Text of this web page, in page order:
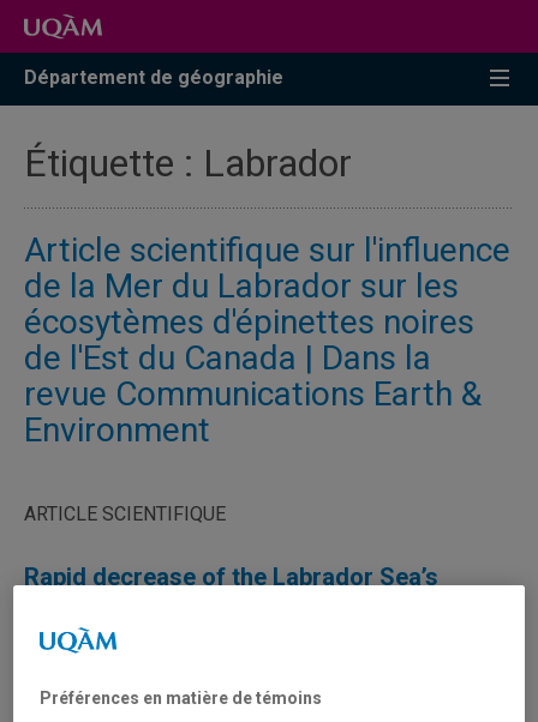
Accéder
recherche
Accéder
menu
pricipal
Accéder
zone
Département de géographie
Étiquette : Labrador
Article scientifique sur l'influence
de la Mer du Labrador sur les
écosytèmes d'épinettes noires
de l'Est du Canada | Dans la
revue Communications Earth &
Environment
ARTICLE SCIENTIFIQUE
Rapid decrease of the Labrador Sea’s
distance inland
Préférences en matière de témoins